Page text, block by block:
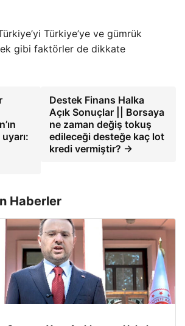
Türkiye’ye ve gümrük
gibi faktörler de dikkate
Destek Finans Halka
Açık Sonuçlar || Borsaya
ne zaman değiş tokuş
edileceği desteğe kaç lot
kredi vermiştir? →
Haberler